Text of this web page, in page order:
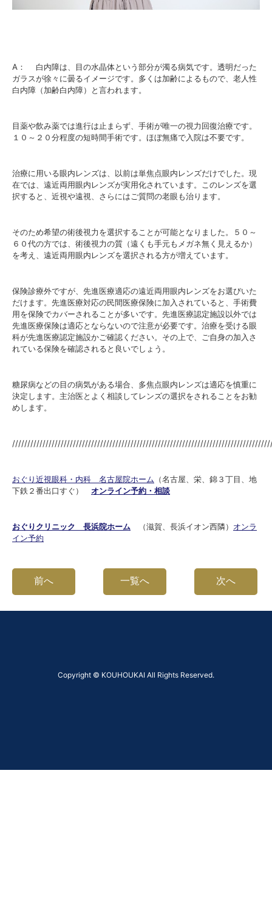
A： 白内障は、目の水晶体という部分が濁る病気です。透明だった
ガラスが徐々に曇るイメージです。多くは加齢によるもので、老人性
白内障（加齢白内障）と言われます。
目薬や飲み薬では進行は止まらず、手術が唯一の視力回復治療です。
１０～２０分程度の短時間手術です。ほぼ無痛で入院は不要です。
治療に用いる眼内レンズは、以前は単焦点眼内レンズだけでした。現
在では、遠近両用眼内レンズが実用化されています。このレンズを選
択すると、近視や遠視、さらにはご質問の老眼も治ります。
そのため希望の術後視力を選択することが可能となりました。５０～
６０代の方では、術後視力の質（遠くも手元もメガネ無く見えるか）
を考え、遠近両用眼内レンズを選択される方が増えています。
保険診療外ですが、先進医療適応の遠近両用眼内レンズをお選びいた
だけます。先進医療対応の民間医療保険に加入されていると、手術費
用を保険でカバーされることが多いです。先進医療認定施設以外では
先進医療保険は適応とならないので注意が必要です。治療を受ける眼
科が先進医療認定施設かご確認ください。その上で、ご自身の加入さ
れている保険を確認されると良いでしょう。
糖尿病などの目の病気がある場合、多焦点眼内レンズは適応を慎重に
決定します。主治医とよく相談してレンズの選択をされることをお勧
めします。
おぐり近視眼科・内科 名古屋院ホーム （名古屋、栄、錦３丁目、地
下鉄２番出口すぐ）
オンライン予約・相談
おぐりクリニック 長浜院ホーム （滋賀、長浜イオン西隣） オンラ
イン予約
前へ 一覧へ 次へ
Copyright © KOUHOUKAI All Rights Reserved.